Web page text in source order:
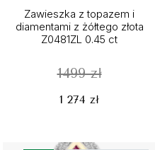
Zawieszka z topazem i
diamentami z żółtego złota
Z0481ZL 0.45 ct
1499 zł
1 274 zł